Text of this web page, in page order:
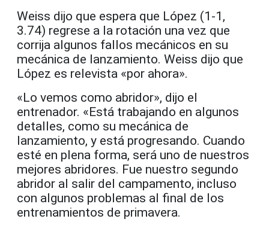
Weiss dijo que espera que López (1-1,
3.74) regrese a la rotación una vez que
corrija algunos fallos mecánicos en su
mecánica de lanzamiento. Weiss dijo que
López es relevista «por ahora».
«Lo vemos como abridor», dijo el
entrenador. «Está trabajando en algunos
detalles, como su mecánica de
lanzamiento, y está progresando. Cuando
esté en plena forma, será uno de nuestros
mejores abridores. Fue nuestro segundo
abridor al salir del campamento, incluso
con algunos problemas al final de los
entrenamientos de primavera.